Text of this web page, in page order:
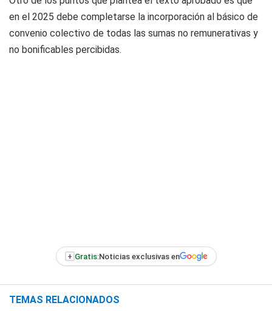
en el 2025 debe completarse la incorporación al básico de
convenio colectivo de todas las sumas no remunerativas y
no bonificables percibidas.
+ Gratis:Noticias exclusivas en
TEMAS RELACIONADOS